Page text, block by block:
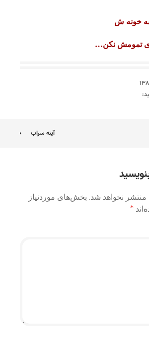
به خونه ش
تمومش نکن…
آینه سراب
منتشر نخواهد شد. بخش‌های موردنیاز
*